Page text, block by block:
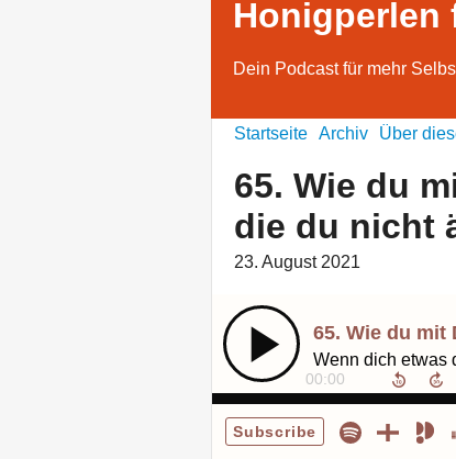
Honigperlen
Dein Podcast für mehr
Startseite Archiv Über
65. Wie du
die du nicht
23. August 2021
00:00
Subscribe